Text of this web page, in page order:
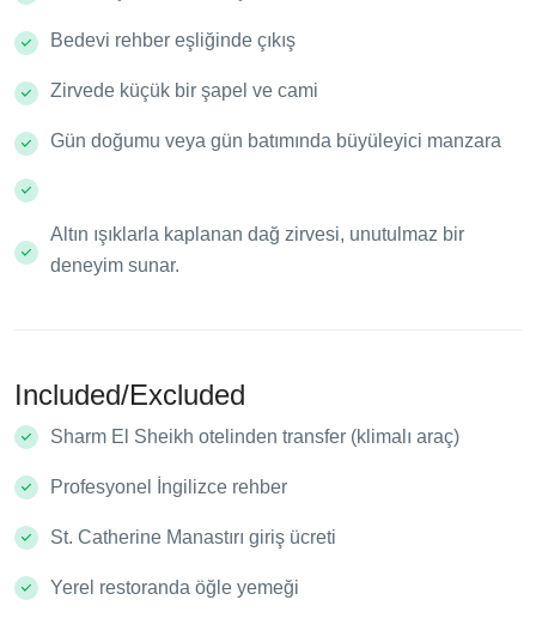
Bedevi rehber eşliğinde çıkış
Zirvede küçük bir şapel ve cami
Gün doğumu veya gün batımında büyüleyici manzara
Altın ışıklarla kaplanan dağ zirvesi, unutulmaz bir
deneyim sunar.
Included/Excluded
Sharm El Sheikh otelinden transfer (klimalı araç)
Profesyonel İngilizce rehber
St. Catherine Manastırı giriş ücreti
Yerel restoranda öğle yemeği